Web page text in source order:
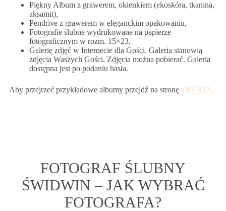
Piękny Album z grawerem, okienkiem (ekoskóra, tkanina,
aksamit),
Pendrive z grawerem w eleganckim opakowaniu,
Fotografie ślubne wydrukowane na papierze
fotograficznym w rozm. 15×23,
Galerię zdjęć w Internecie dla Gości. Galeria stanowią
zdjęcia Waszych Gości. Zdjęcia można pobierać. Galeria
dostępna jest po podaniu hasła.
Aby przejrzeć przykładowe albumy przejdź na stronę OFERTA.
FOTOGRAF ŚLUBNY
ŚWIDWIN – JAK WYBRAĆ
FOTOGRAFA?